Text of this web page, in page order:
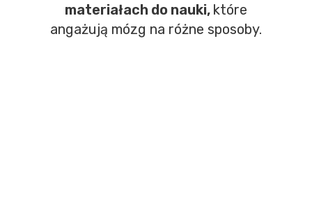
materiałach do nauki, które
angażują mózg na różne sposoby.